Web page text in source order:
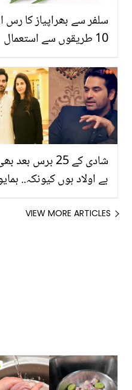
سلفر سے بھراپیاز کا رس
10 طریقوں سے استعمال
والے نتائج حاصل کریں
شادی کے 25 برس بعد
بے اولاد ہوں کیونکہ..
ہونے کی کیا وجہ بتادی؟
VIEW MORE ARTICLES